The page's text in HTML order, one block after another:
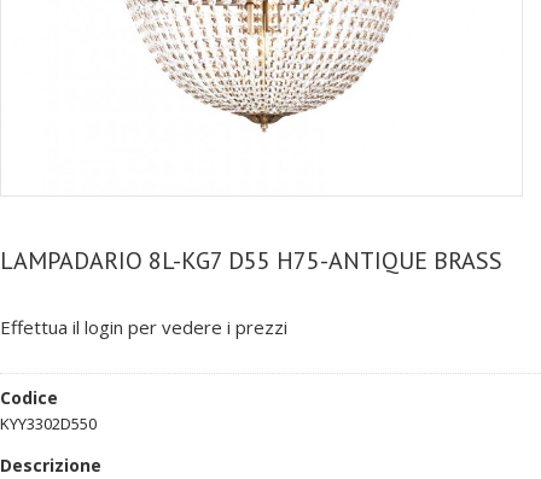
LAMPADARIO 8L-KG7 D55 H75-ANTIQUE BRASS
Effettua il login per vedere i prezzi
Codice
KYY3302D550
Descrizione